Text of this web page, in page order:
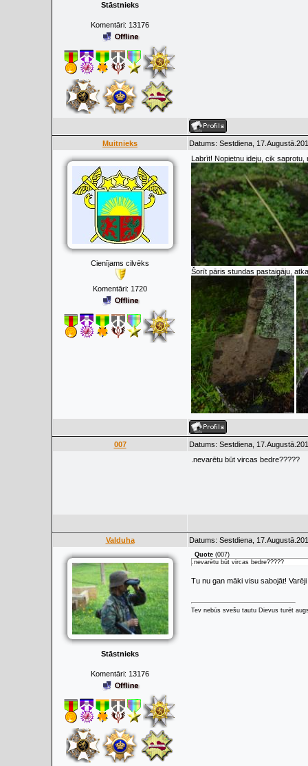
Stāstnieks
Komentāri: 13176
Muitnieks Datums: Sestdiena,
Cienījams cilvēks
Komentāri: 1720
Labrīt! Nopietnu ideju, cik
Šorīt pāris stundas pastaigāju,
007
Datums: Sestdiena,
.nevarētu būt vircas bedre?????
Valduha Datums: Sestdiena,
Stāstnieks
Komentāri: 13176
Quote (007)
.nevarētu būt vircas bedre?????
Tu nu gan māki visu sabojāt!
Tev nebūs svešu tautu Dievus turēt